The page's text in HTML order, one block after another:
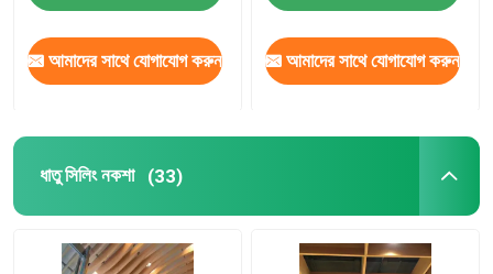
আমাদের সাথে যোগাযোগ করুন আমাদের সাথে যোগাযোগ করুন
ধাতু সিলিং নকশা (33)